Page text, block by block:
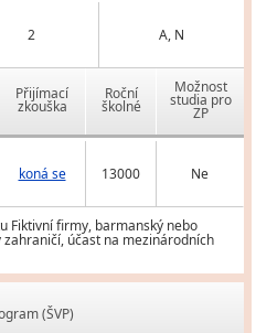
2 A, N
Přijímací
zkouška
Roční
školné
Možnost
studia pro
ZP
koná se 13000 Ne
Fiktivní firmy, barmanský nebo
účast na mezinárodních
(ŠVP)